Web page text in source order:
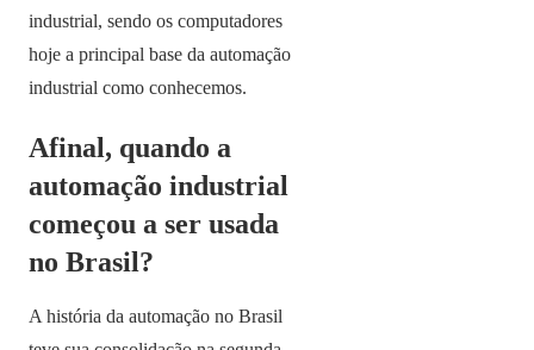
industrial, sendo os computadores
hoje a principal base da automação
industrial como conhecemos.
Afinal, quando a
automação industrial
começou a ser usada
no Brasil?
A história da automação no Brasil